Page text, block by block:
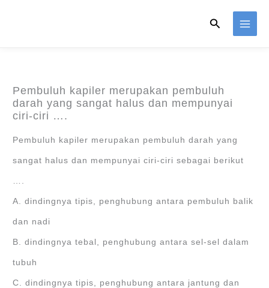
Search
Pembuluh kapiler merupakan pembuluh
darah yang sangat halus dan mempunyai
ciri-ciri ….
Pembuluh kapiler merupakan pembuluh darah yang
sangat halus dan mempunyai ciri-ciri sebagai berikut
A. dindingnya tipis, penghubung antara pembuluh balik
dan nadi
B. dindingnya tebal, penghubung antara sel-sel dalam
tubuh
C. dindingnya tipis, penghubung antara jantung dan